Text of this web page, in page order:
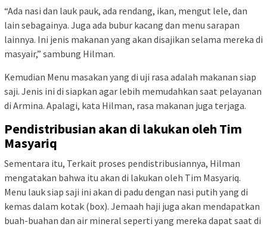
“Ada nasi dan lauk pauk, ada rendang, ikan, mengut lele, dan
lain sebagainya. Juga ada bubur kacang dan menu sarapan
lainnya. Ini jenis makanan yang akan disajikan selama mereka di
masyair,” sambung Hilman.
Kemudian Menu masakan yang di uji rasa adalah makanan siap
saji. Jenis ini di siapkan agar lebih memudahkan saat pelayanan
di Armina. Apalagi, kata Hilman, rasa makanan juga terjaga.
Pendistribusian akan di lakukan oleh Tim
Masyariq
Sementara itu, Terkait proses pendistribusiannya, Hilman
mengatakan bahwa itu akan di lakukan oleh Tim Masyariq.
Menu lauk siap saji ini akan di padu dengan nasi putih yang di
kemas dalam kotak (box). Jemaah haji juga akan mendapatkan
buah-buahan dan air mineral seperti yang mereka dapat saat di